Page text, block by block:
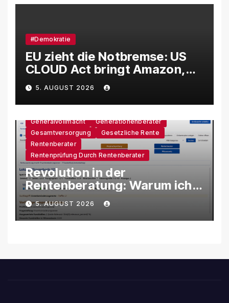
#Demokratie
EU zieht die Notbremse: US
CLOUD Act bringt Amazon,
Google und Microsoft massiv
unter Druck
5. AUGUST 2026
Generalvollmacht
Generationenberater
Gesamtversorgung
Gesetzliche Rente
Rentenberater
Rentenprüfung Durch Rentenberater
Revolution in der
Rentenberatung: Warum ich
eine eigene KI-Software
entwickle
5. AUGUST 2026